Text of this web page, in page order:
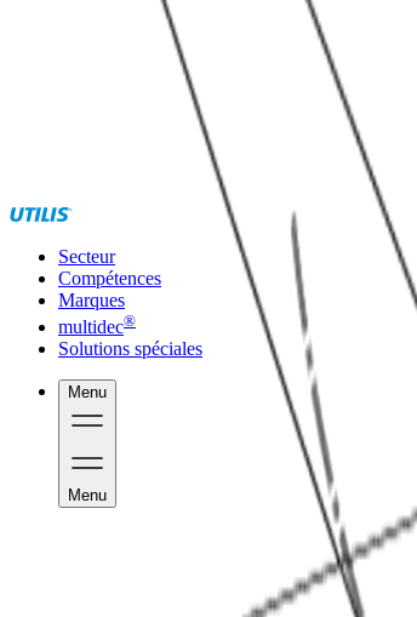
Secteur
Compétences
Marques
multidec®
Solutions spéciales
Menu
Menu